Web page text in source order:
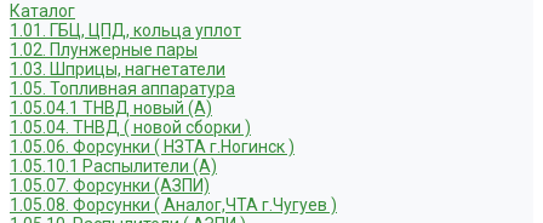
Каталог
1.01. ГБЦ, ЦПД, кольца уплот
1.02. Плунжерные пары
1.03. Шприцы, нагнетатели
1.05. Топливная аппаратура
1.05.04.1 ТНВД новый (А)
1.05.04. ТНВД ( новой сборки )
1.05.06. Форсунки ( НЗТА г.Ногинск )
1.05.10.1 Распылители (А)
1.05.07. Форсунки (АЗПИ)
1.05.08. Форсунки ( Аналог,ЧТА г.Чугуев )